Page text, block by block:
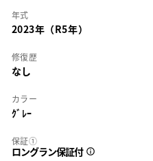
年式
2023年（R5年）
修復歴
なし
カラー
ｸﾞﾚｰ
保証①
ロングラン保証付